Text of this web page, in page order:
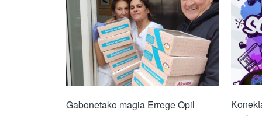
Gabonetako magia Errege Opil